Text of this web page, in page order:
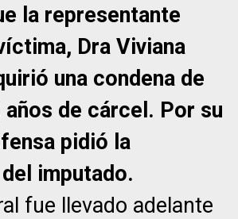
la representante
Dra Viviana
una condena de
años de cárcel. Por su
pidió la
imputado.
fue llevado adelante